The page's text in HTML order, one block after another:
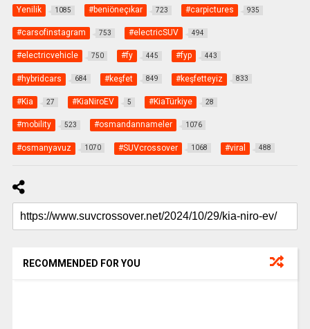
Yenilik 1085 #beniöneçıkar 723 #carpictures 935
#carsofinstagram 753 #electricSUV 494
#electricvehicle 750 #fy 445 #fyp 443
#hybridcars 684 #keşfet 849 #keşfetteyiz 833
#Kia 27 #KiaNiroEV 5 #KiaTürkiye 28
#mobility 523 #osmandannameler 1076
#osmanyavuz 1070 #SUVcrossover 1068 #viral 488
RECOMMENDED FOR YOU